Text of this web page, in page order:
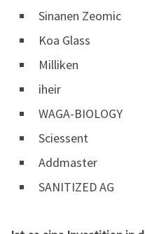
Sinanen Zeomic
Koa Glass
Milliken
iheir
WAGA-BIOLOGY
Sciessent
Addmaster
SANITIZED AG